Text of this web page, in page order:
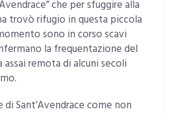
che per sfuggire alla
trovò rifugio in questa piccola
sono in corso scavi
la frequentazione del
remota di alcuni secoli
Sant’Avendrace come non